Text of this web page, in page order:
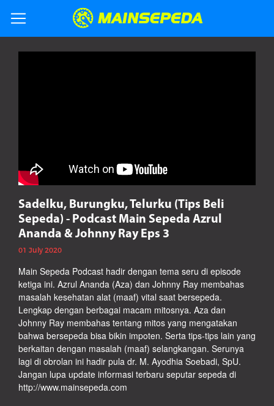
Sadelku, Burungku, Telurku (Tips Beli
Sepeda) - Podcast Main Sepeda Azrul
Ananda & Johnny Ray Eps 3
01 July 2020
Main Sepeda Podcast hadir dengan tema seru di episode
ketiga ini. Azrul Ananda (Aza) dan Johnny Ray membahas
masalah kesehatan alat (maaf) vital saat bersepeda.
Lengkap dengan berbagai macam mitosnya. Aza dan
Johnny Ray membahas tentang mitos yang mengatakan
bahwa bersepeda bisa bikin impoten. Serta tips-tips lain yang
berkaitan dengan masalah (maaf) selangkangan. Serunya
lagi di obrolan ini hadir pula dr. M. Ayodhia Soebadi, SpU.
Jangan lupa update informasi terbaru seputar sepeda di
http://www.mainsepeda.com